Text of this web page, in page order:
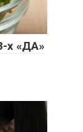
х «ДА»